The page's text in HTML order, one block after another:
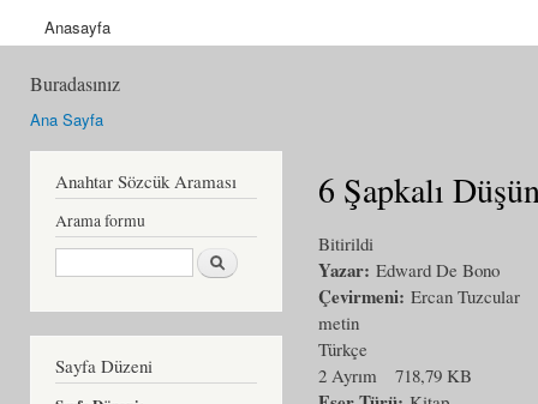
Anasayfa
Buradasınız
Ana Sayfa
Anahtar Sözcük Araması
Arama formu
Ara
Sayfa Düzeni
6 Şapkalı
Bitirildi
Yazar: Edward De Bono
Çevirmeni: Ercan Tuzcular
metin
Türkçe
2 Ayrım
718,79 KB